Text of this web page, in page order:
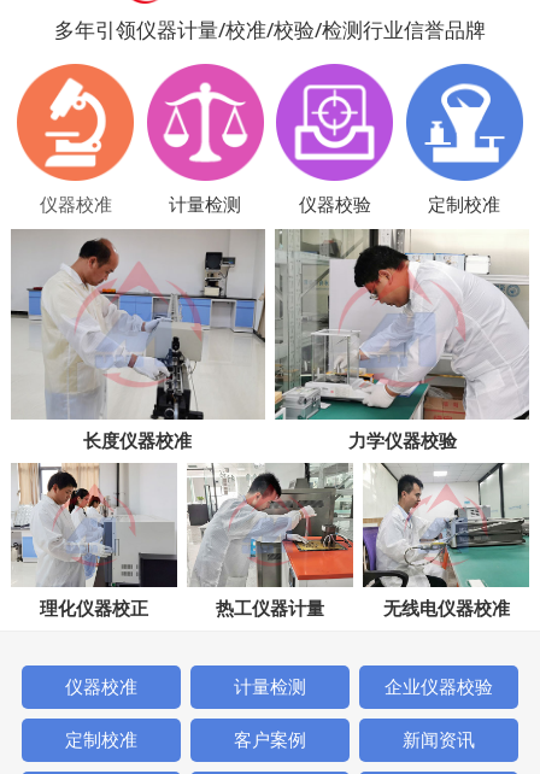
多年引领仪器计量/校准/校验/检测行业信誉品牌
仪器校准 计量检测 仪器校验 定制校准
长度仪器校准 力学仪器校验
理化仪器校正 热工仪器计量 无线电仪器校准
仪器校准 计量检测 企业仪器校验
定制校准 客户案例 新闻资讯